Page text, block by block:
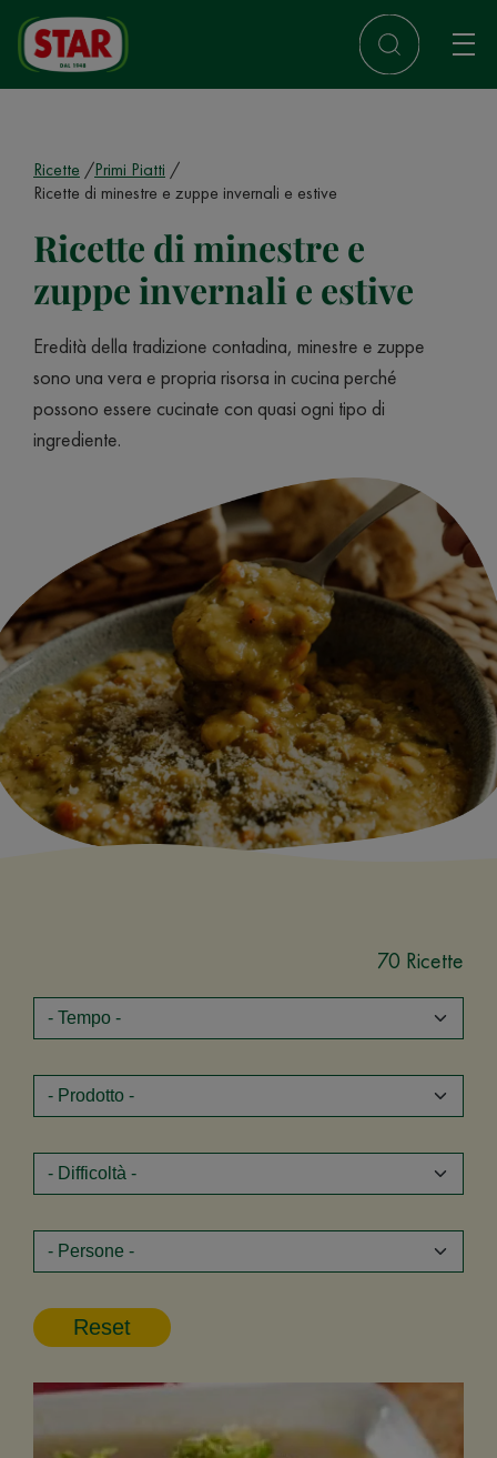
Ricette
Primi Piatti
Ricette di minestre e zuppe invernali e estive
Ricette di minestre e
zuppe invernali e estive
Eredità della tradizione contadina, minestre e zuppe
sono una vera e propria risorsa in cucina perché
possono essere cucinate con quasi ogni tipo di
ingrediente.
70 Ricette